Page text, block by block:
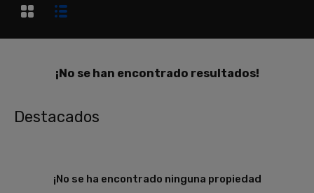
¡No se han encontrado resultados!
Destacados
¡No se ha encontrado ninguna propiedad